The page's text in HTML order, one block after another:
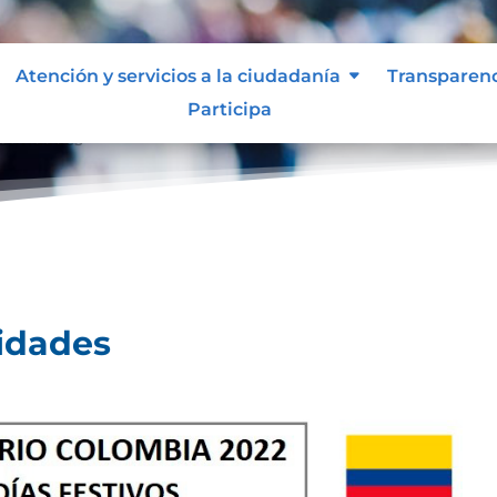
Atención y servicios a la ciudadanía
Participa